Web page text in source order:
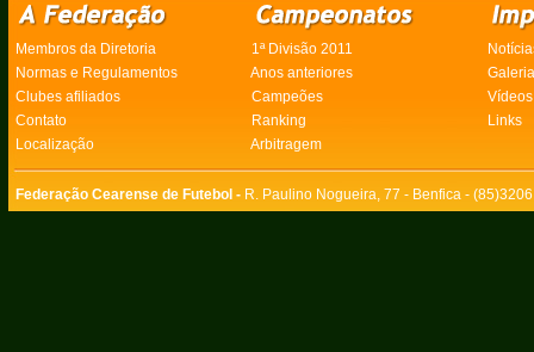
Membros da Diretoria 1ª Divisão 2011
Normas e Regulamentos
Anos anteriores
Clubes afiliados
Campeões
Vídeos
Contato
Ranking
Links
Localização
Arbitragem
Federação Cearense de Futebol - R. Paulino Nogueira, 77 - Benfica -